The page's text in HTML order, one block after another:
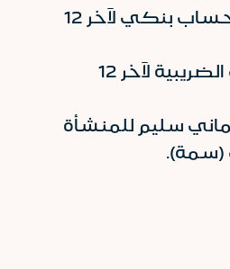
توفير كشف حساب بنكي لآخر 12
تقديم الإقرارات الضريبية لآخر 12
سليم للمنشأة
(سمة).